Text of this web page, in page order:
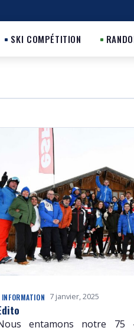
SKI COMPÉTITION
INFORMATION 7 janvier, 2025
entamons notre 75